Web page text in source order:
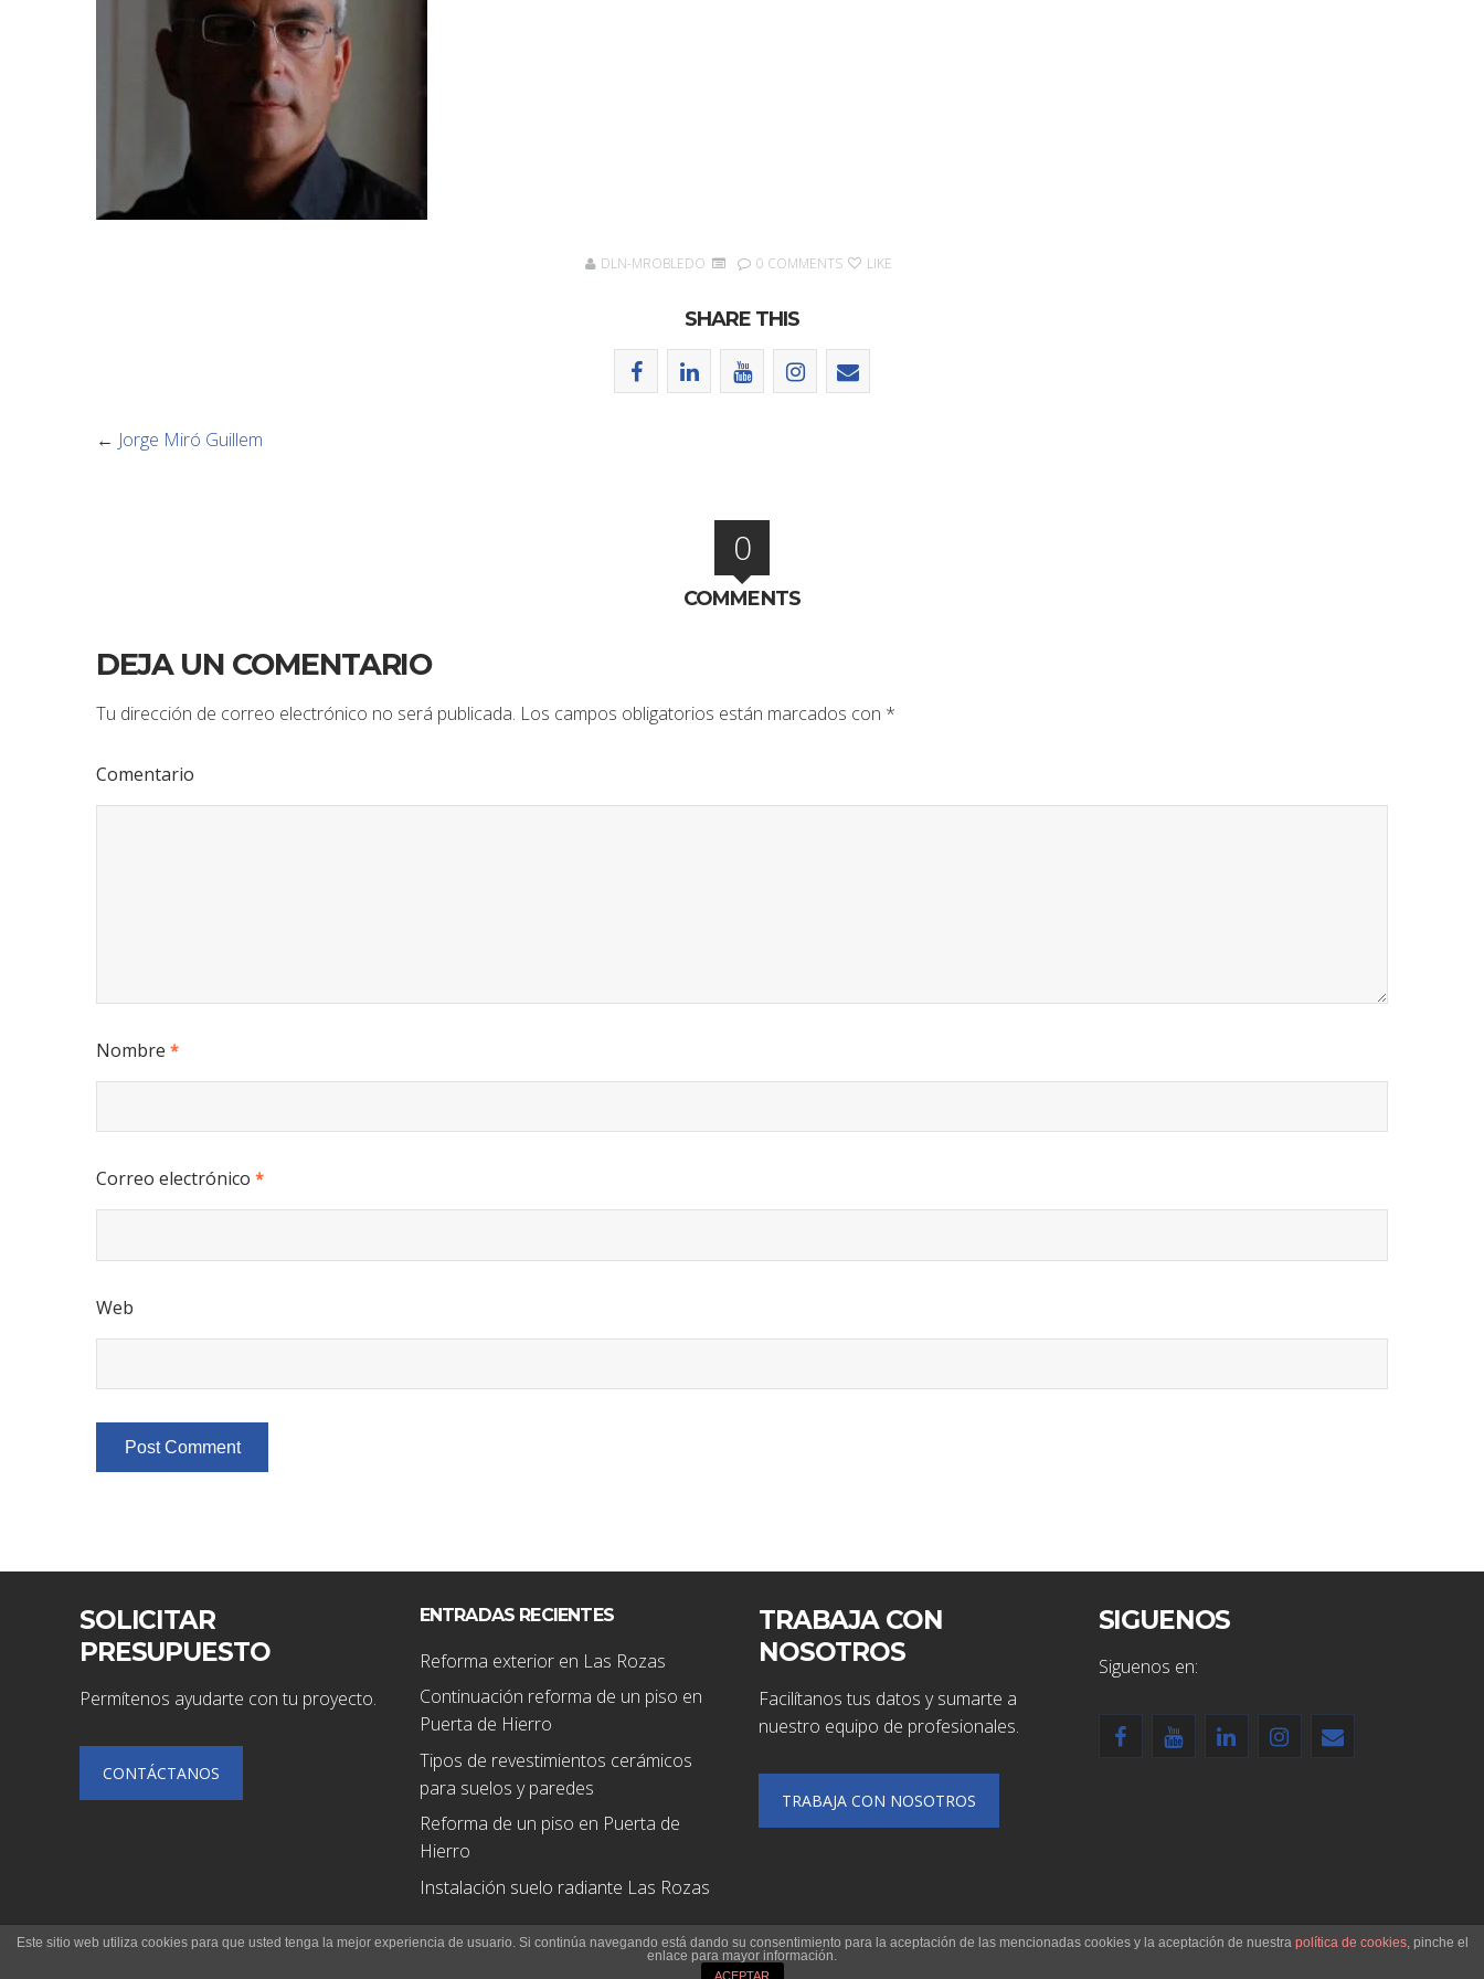
DLN-MROBLEDO 0 COMMENTS LIKE
SHARE THIS
← Jorge Miró Guillem
0
COMMENTS
DEJA UN COMENTARIO
Tu dirección de correo electrónico no será publicada. Los campos obligatorios están marcados con *
Comentario
Nombre *
Correo electrónico *
Web
SOLICITAR
PRESUPUESTO
Permítenos ayudarte con tu proyecto.
CONTÁCTANOS
ENTRADAS RECIENTES
Reforma exterior en Las Rozas
Continuación reforma de un piso en
Puerta de Hierro
Tipos de revestimientos cerámicos
para suelos y paredes
Reforma de un piso en Puerta de
Hierro
Instalación suelo radiante Las Rozas
TRABAJA CON
NOSOTROS
Facilítanos tus datos y sumarte a
nuestro equipo de profesionales.
TRABAJA CON NOSOTROS
SIGUENOS
Siguenos en:
© 2020 deolion S.L. Aviso Legal|Politica De Privacidad
Este sitio web utiliza cookies para que usted tenga la mejor experiencia de usuario. Si continúa navegando está dando su consentimiento para la aceptación de las mencionadas cookies y la aceptación de nuestra política de cookies, pinche el
enlace para mayor información.
ACEPTAR